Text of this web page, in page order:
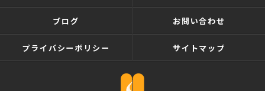
ブログ お問い合わせ
プライバシーポリシー サイトマップ